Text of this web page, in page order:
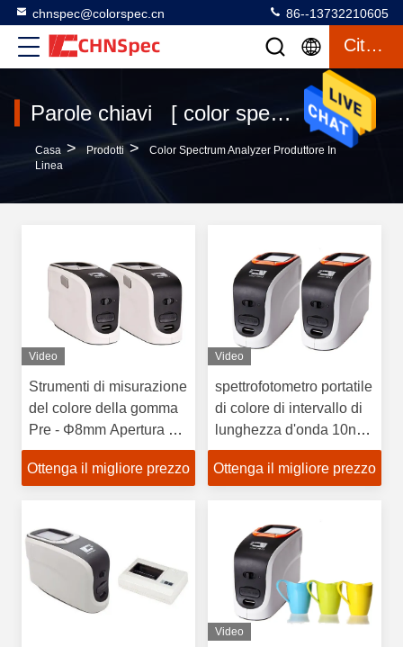
chnspec@colorspec.cn 86--13732210605
Citazione
Parole chiavi [ color spectrum analyzer ] Partita 89 prodotti
Casa > Prodotti >
Color Spectrum Analyzer Produttore In
Linea
Video
Strumenti di misurazione
del colore della gomma
Pre - Φ8mm Apertura di
misurazione CS-580 con
intervallo di lunghezza
Ottenga il migliore prezzo
Video
spettrofotometro portatile
di colore di intervallo di
lunghezza d'onda 10nm
che controlla
corrispondenza
Ottenga il migliore prezzo
Video